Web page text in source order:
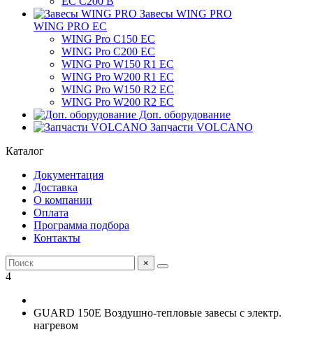
Завесы WING PRO
WING PRO EC
WING Pro C150 EC
WING Pro C200 EC
WING Pro W150 R1 EC
WING Pro W200 R1 EC
WING Pro W150 R2 EC
WING Pro W200 R2 EC
Доп. оборудование
Запчасти VOLCANO
Каталог
Документация
Доставка
О компании
Оплата
Программа подбора
Контакты
×
4
GUARD 150E Воздушно-тепловые завесы с электр.
нагревом